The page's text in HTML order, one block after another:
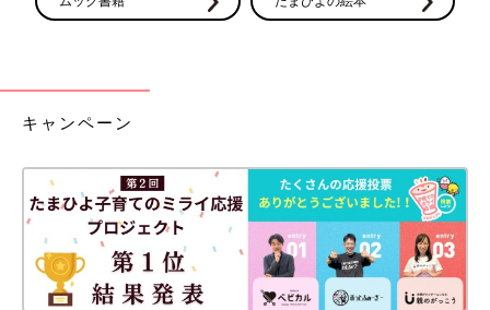
キャンペーン